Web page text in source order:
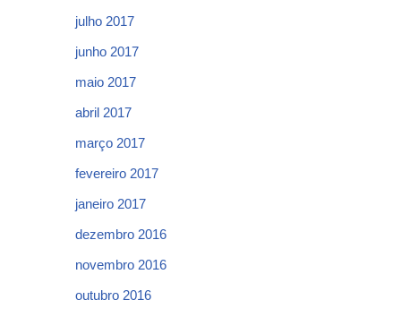
julho 2017
junho 2017
maio 2017
abril 2017
março 2017
fevereiro 2017
janeiro 2017
dezembro 2016
novembro 2016
outubro 2016